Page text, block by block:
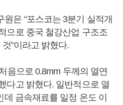
은 “포스코는 3분기 실적개
으로 중국 철강산업 구조조
”이라고 밝혔다.
음으로 0.8mm 두께의 열연
다고 밝혔다. 일반적으로 열
금속재료를 일정 온도 이